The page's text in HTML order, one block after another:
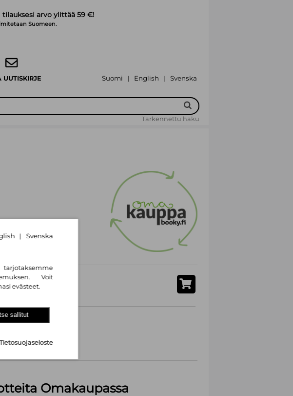
arvo ylittää 59 €!
Suomeen.
UUTISKIRJE Suomi | English | Svenska
Tarkennettu haku
Omakaupassa
| Svenska
Voit
evästeet.
sallitut